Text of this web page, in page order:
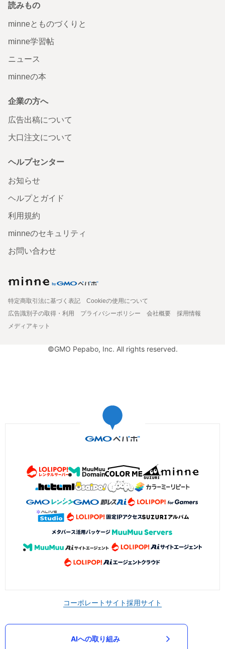
読みもの
minneとものづくりと
minne学習帖
ニュース
minneの本
企業の方へ
広告出稿について
大口注文について
ヘルプセンター
お知らせ
ヘルプとガイド
利用規約
minneのセキュリティ
お問い合わせ
特定商取引法に基づく表記
Cookieの使用について
広告識別子の取得・利用
プライバシーポリシー 会社概要
採用情報
メディアキット
©GMO Pepabo, Inc. All rights reserved.
コーポレートサイト採用サイト
AIへの取り組み